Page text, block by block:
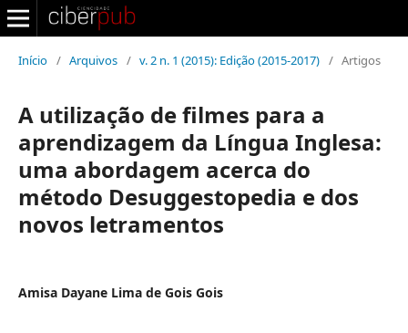
Início / Arquivos / v. 2 n. 1 (2015): Edição (2015-2017) / Artigos
A utilização de filmes para a
aprendizagem da Língua Inglesa:
uma abordagem acerca do
método Desuggestopedia e dos
novos letramentos
Amisa Dayane Lima de Gois Gois